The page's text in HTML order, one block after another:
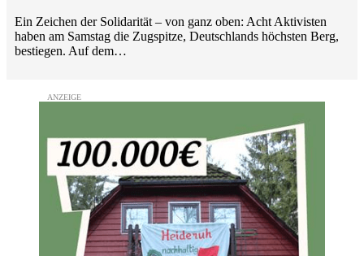
Ein Zeichen der Solidarität – von ganz oben: Acht Aktivisten
haben am Samstag die Zugspitze, Deutschlands höchsten Berg,
bestiegen. Auf dem…